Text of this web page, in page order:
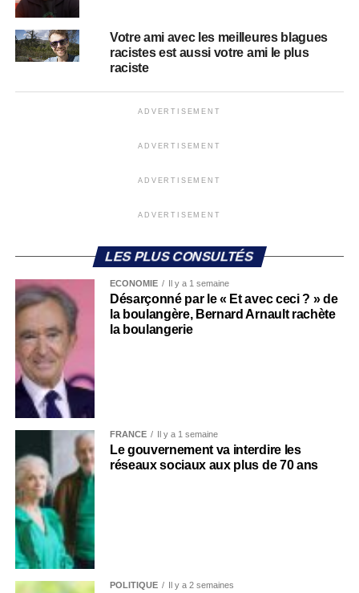
Votre ami avec les meilleures blagues
racistes est aussi votre ami le plus
raciste
ADVERTISEMENT
ADVERTISEMENT
ADVERTISEMENT
ADVERTISEMENT
LES PLUS CONSULTÉS
ECONOMIE Il y a 1 semaine
Désarçonné par le « Et avec ceci ? » de
la boulangère, Bernard Arnault rachète
la boulangerie
FRANCE Il y a 1 semaine
Le gouvernement va interdire les
réseaux sociaux aux plus de 70 ans
POLITIQUE Il y a 2 semaines